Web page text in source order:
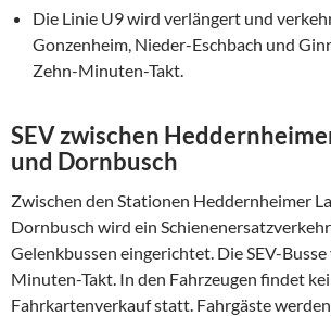
Die Linie U9 wird verlängert und
Gonzenheim, Nieder-Eschbach und
Zehn-Minuten-Takt.
SEV zwischen
und Dornbusch
Zwischen den Stationen Heddernheimer
Dornbusch wird ein
Gelenkbussen eingerichtet. Die SEV-
Minuten-Takt. In den Fahrzeugen findet
Fahrkartenverkauf statt. Fahrgäste